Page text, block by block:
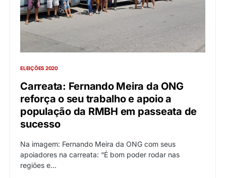
ELEIÇÕES 2020
Carreata: Fernando Meira da ONG
reforça o seu trabalho e apoio a
população da RMBH em passeata de
sucesso
Na imagem: Fernando Meira da ONG com seus
apoiadores na carreata: “É bom poder rodar nas
regiões e…